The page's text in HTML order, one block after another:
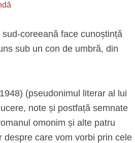
coreeană face cunoștință
sub un con de umbră, din
(pseudonimul literar al lui
note și postfață semnate
omonim și alte patru
despre care vom vorbi prin cele